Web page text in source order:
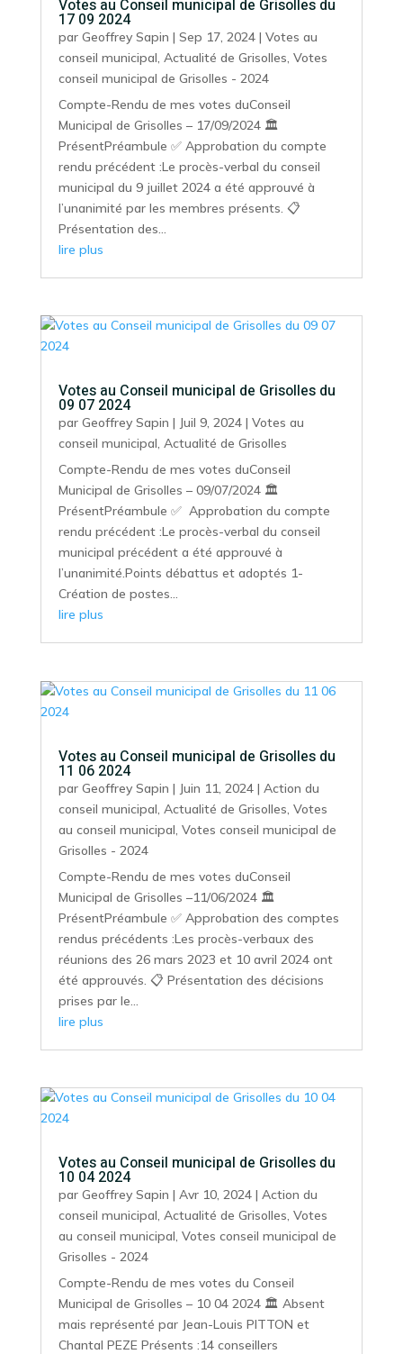
Votes au Conseil municipal de Grisolles du
17 09 2024
par Geoffrey Sapin | Sep 17, 2024| Votes au
conseil municipal, Actualité de Grisolles, Votes
conseil municipal de Grisolles - 2024
Compte-Rendu de mes votes duConseil
Municipal de Grisolles – 17/09/2024 🏛️
PrésentPréambule ✅ Approbation du compte
rendu précédent :Le procès-verbal du conseil
municipal du 9 juillet 2024 a été approuvé à
l’unanimité par les membres présents. 📋
Présentation des...
lire plus
Votes au Conseil municipal de Grisolles du
09 07 2024
par Geoffrey Sapin | Juil 9, 2024| Votes au
conseil municipal, Actualité de Grisolles
Compte-Rendu de mes votes duConseil
Municipal de Grisolles – 09/07/2024 🏛️
PrésentPréambule ✅ Approbation du compte
rendu précédent :Le procès-verbal du conseil
municipal précédent a été approuvé à
l’unanimité.Points débattus et adoptés 1-
Création de postes...
lire plus
Votes au Conseil municipal de Grisolles du
11 06 2024
par Geoffrey Sapin | Juin 11, 2024| Action du
conseil municipal, Actualité de Grisolles, Votes
au conseil municipal, Votes conseil municipal de
Grisolles - 2024
Compte-Rendu de mes votes duConseil
Municipal de Grisolles –11/06/2024 🏛️
PrésentPréambule ✅ Approbation des comptes
rendus précédents :Les procès-verbaux des
réunions des 26 mars 2023 et 10 avril 2024 ont
été approuvés. 📋 Présentation des décisions
prises par le...
lire plus
Votes au Conseil municipal de Grisolles du
10 04 2024
par Geoffrey Sapin | Avr 10, 2024| Action du
conseil municipal, Actualité de Grisolles, Votes
au conseil municipal, Votes conseil municipal de
Grisolles - 2024
Compte-Rendu de mes votes du Conseil
Municipal de Grisolles – 10 04 2024 🏛️ Absent
mais représenté par Jean-Louis PITTON et
Chantal PEZE Présents :14 conseillers